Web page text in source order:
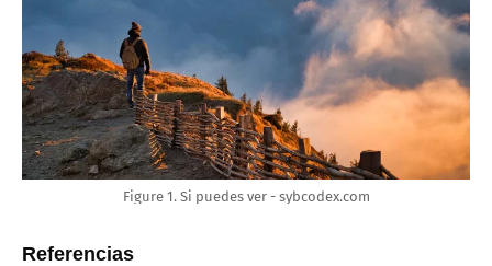
Figure 1. Si puedes ver - sybcodex.com
Referencias